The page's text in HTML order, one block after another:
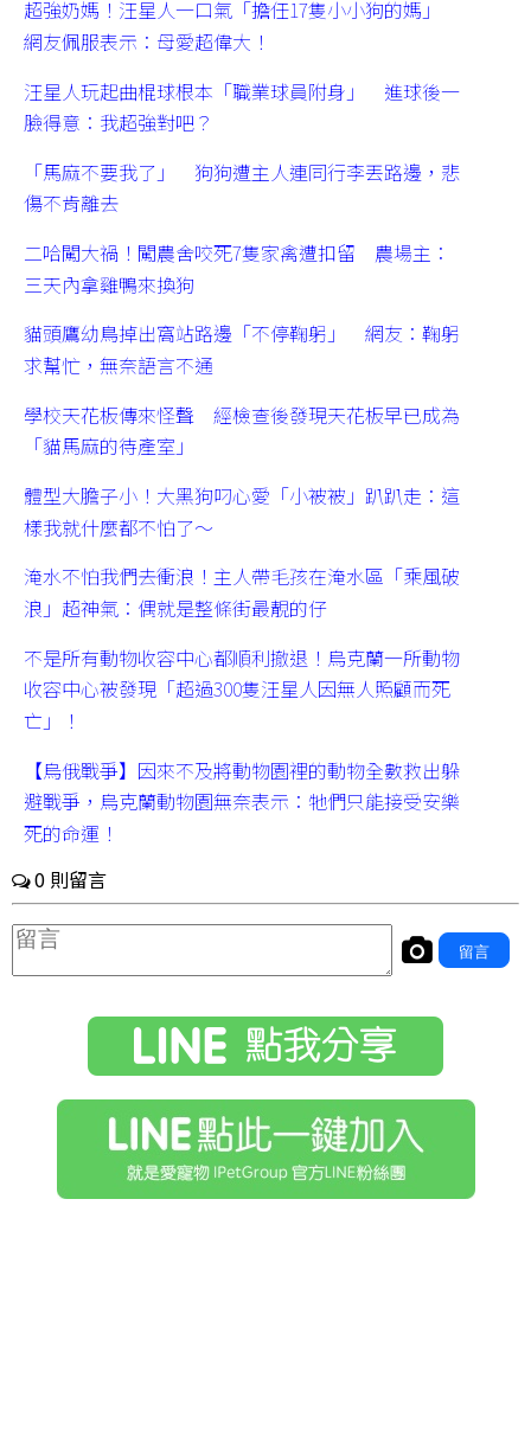
超強奶媽！汪星人一口氣「擔任17隻小小狗的媽」
網友佩服表示：母愛超偉大！
汪星人玩起曲棍球根本「職業球員附身」 進球後一
臉得意：我超強對吧？
「馬麻不要我了」 狗狗遭主人連同行李丟路邊，悲
傷不肯離去
二哈闖大禍！闖農舍咬死7隻家禽遭扣留 農場主：
三天內拿雞鴨來換狗
貓頭鷹幼鳥掉出窩站路邊「不停鞠躬」 網友：鞠躬
求幫忙，無奈語言不通
學校天花板傳來怪聲 經檢查後發現天花板早已成為
「貓馬麻的待產室」
體型大膽子小！大黑狗叼心愛「小被被」趴趴走：這
樣我就什麼都不怕了～
淹水不怕我們去衝浪！主人帶毛孩在淹水區「乘風破
浪」超神氣：偶就是整條街最靚的仔
不是所有動物收容中心都順利撤退！烏克蘭一所動物
收容中心被發現「超過300隻汪星人因無人照顧而死
亡」！
【烏俄戰爭】因來不及將動物園裡的動物全數救出躲
避戰爭，烏克蘭動物園無奈表示：牠們只能接受安樂
死的命運！